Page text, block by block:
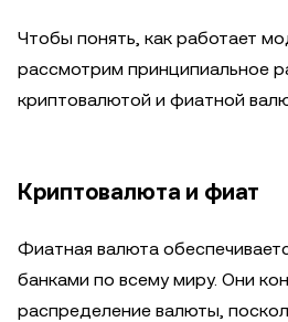
Чтобы понять, как работает
рассмотрим принципиальное
криптовалютой и фиатной
Криптовалюта и фиат
Фиатная валюта
банками по всему миру. Они
распределение валюты,